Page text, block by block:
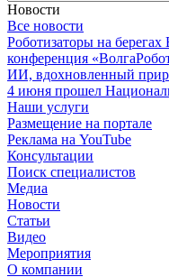
Новости
Все новости
Роботизаторы на
конференция
ИИ, вдохновленный
4 июня прошел
Наши услуги
Размещение на портале
Реклама на YouTube
Консультации
Поиск специалистов
Медиа
Новости
Статьи
Видео
Мероприятия
О компании